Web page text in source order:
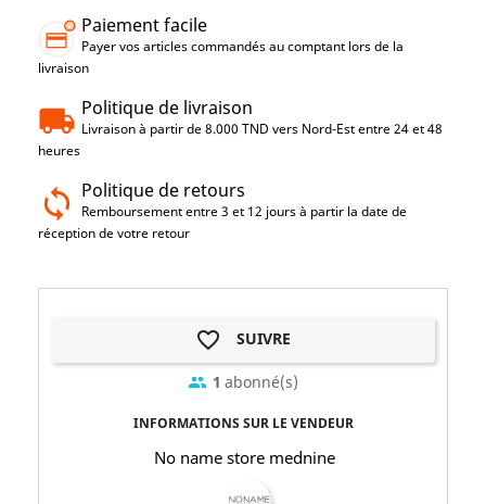
Paiement facile
Payer vos articles commandés au comptant lors de la
livraison
Politique de livraison
Livraison à partir de 8.000 TND vers Nord-Est entre 24 et 48
heures
Politique de retours
Remboursement entre 3 et 12 jours à partir la date de
réception de votre retour
favorite_border SUIVRE
group 1 abonné(s)
INFORMATIONS SUR LE VENDEUR
No name store mednine